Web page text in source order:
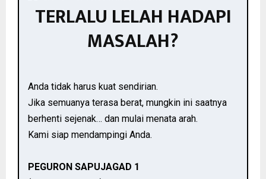
TERLALU LELAH HADAPI
MASALAH?
Anda tidak harus kuat sendirian.
Jika semuanya terasa berat, mungkin ini saatnya
berhenti sejenak… dan mulai menata arah.
Kami siap mendampingi Anda.
PEGURON SAPUJAGAD 1